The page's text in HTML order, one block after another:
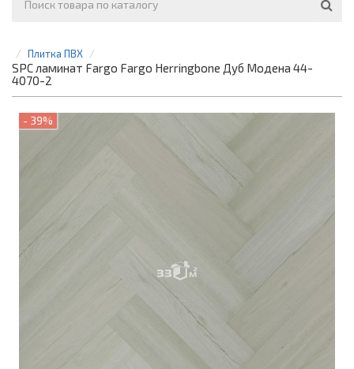
Плитка ПВХ
SPC ламинат Fargo Fargo Herringbone Дуб Модена 44-
4070-2
- 39%